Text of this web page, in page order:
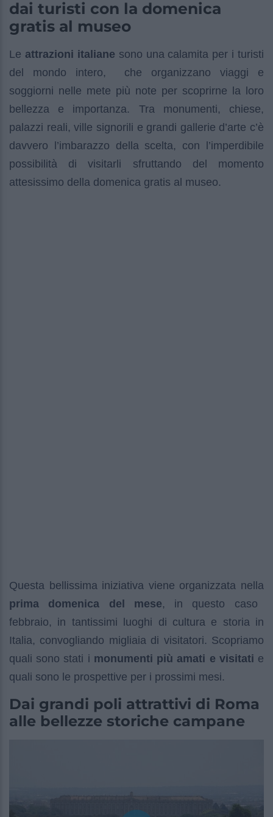
dai turisti con la domenica
gratis al museo
Le attrazioni italiane sono una calamita per i turisti
del mondo intero, che organizzano viaggi e
soggiorni nelle mete più note per scoprirne la loro
bellezza e importanza. Tra monumenti, chiese,
palazzi reali, ville signorili e grandi gallerie d’arte c’è
davvero l’imbarazzo della scelta, con l’imperdibile
possibilità di visitarli sfruttando del momento
attesissimo della domenica gratis al museo.
Questa bellissima iniziativa viene organizzata nella
prima domenica del mese, in questo caso
febbraio, in tantissimi luoghi di cultura e storia in
Italia, convogliando migliaia di visitatori. Scopriamo
quali sono stati i monumenti più amati e visitati e
quali sono le prospettive per i prossimi mesi.
Dai grandi poli attrattivi di Roma
alle bellezze storiche campane